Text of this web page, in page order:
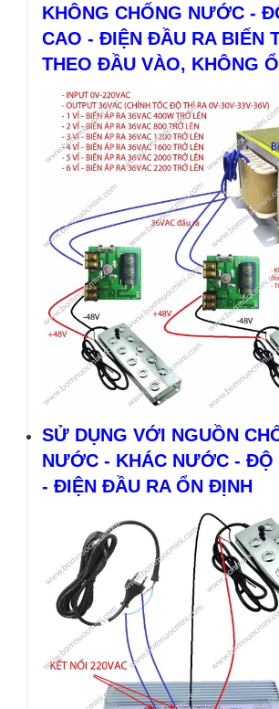
KHÔNG CHỐNG NƯỚC -
CAO - ĐIỆN ĐẦU RA BIẾN
THEO ĐẦU VÀO, KHÔNG
SỬ DỤNG VỚI NGUỒN
NƯỚC - KHÁC NƯỚC - ĐỘ
- ĐIỆN ĐẦU RA ỔN ĐỊNH